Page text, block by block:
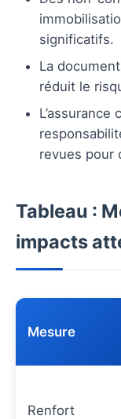
significatifs.
La
réduit le
revues pour
Tableau :
impacts
Mesure
Renfort